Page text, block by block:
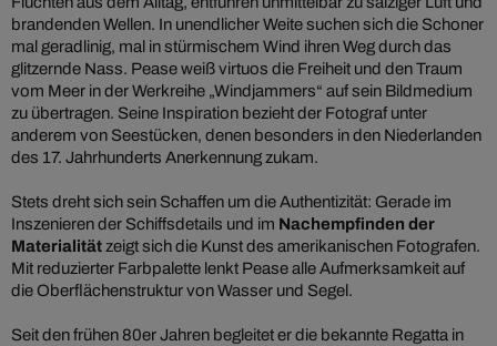
brandenden Wellen. In unendlicher Weite suchen sich die Schoner
mal geradlinig, mal in stürmischem Wind ihren Weg durch das
glitzernde Nass. Pease weiß virtuos die Freiheit und den Traum
vom Meer in der Werkreihe „Windjammers“ auf sein Bildmedium
zu übertragen. Seine Inspiration bezieht der Fotograf unter
anderem von Seestücken, denen besonders in den Niederlanden
des 17. Jahrhunderts Anerkennung zukam.
Stets dreht sich sein Schaffen um die Authentizität: Gerade im
Inszenieren der Schiffsdetails und im Nachempfinden der
Materialitätzeigt sich die Kunst des amerikanischen Fotografen.
Mit reduzierter Farbpalette lenkt Pease alle Aufmerksamkeit auf
die Oberflächenstruktur von Wasser und Segel.
Seit den frühen 80er Jahren begleitet er die bekannte Regatta in